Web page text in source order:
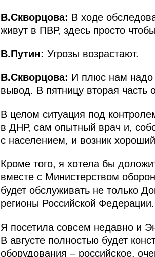
В.Скворцова: В ходе
живут в ПВР, здесь просто
В.Путин: Угрозы возрастают.
В.Скворцова: И плюс нам надо
вывод. В пятницу вторая часть
В целом ситуация под
в ДНР, сам опытный врач и,
с населением, и возник хороший
Кроме того, я хотела бы
вместе с Министерством
будет обслуживать не только
регионы Российской
Я посетила совсем недавно и
В августе полностью будет
оборудования – российское,